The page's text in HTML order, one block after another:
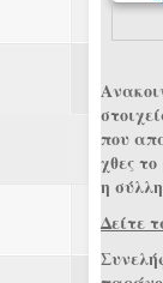
που
χθες
η
Δείτε